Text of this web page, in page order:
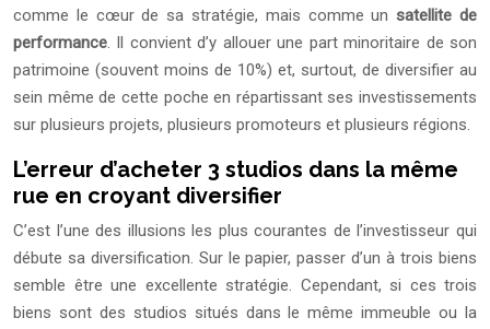
comme le cœur de sa stratégie, mais comme unsatellite de
performance. Il convient d’y allouer une part minoritaire de son
patrimoine (souvent moins de 10%) et, surtout, de diversifier au
sein même de cette poche en répartissant ses investissements
sur plusieurs projets, plusieurs promoteurs et plusieurs régions.
L’erreur d’acheter 3 studios dans la même
rue en croyant diversifier
C’est l’une des illusions les plus courantes de l’investisseur qui
débute sa diversification. Sur le papier, passer d’un à trois biens
semble être une excellente stratégie. Cependant, si ces trois
biens sont des studios situés dans le même immeuble ou la